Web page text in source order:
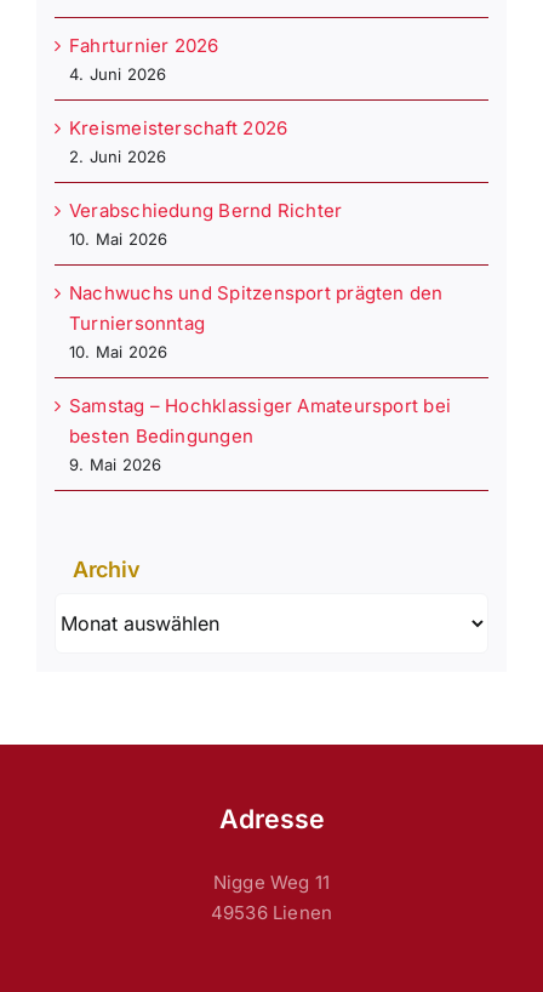
Fahrturnier 2026
4. Juni 2026
Kreismeisterschaft 2026
2. Juni 2026
Verabschiedung Bernd Richter
10. Mai 2026
Nachwuchs und Spitzensport prägten den
Turniersonntag
10. Mai 2026
Samstag – Hochklassiger Amateursport bei
besten Bedingungen
9. Mai 2026
Archiv
Adresse
Nigge Weg 11
49536 Lienen